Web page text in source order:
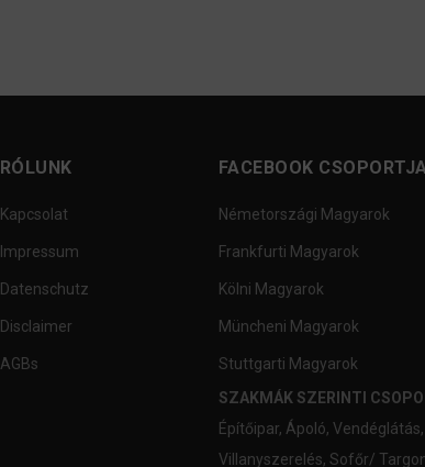
RÓLUNK
Kapcsolat
Impressum
Datenschutz
Disclaimer
AGBs
FACEBOOK
Németországi Magyarok
Frankfurti Magyarok
Kölni Magyarok
Müncheni Magyarok
Stuttgarti Magyarok
SZAKMÁK SZERINTI
Építőipar, Ápoló, Vendéglátás,
Villanyszerelés, Sofőr/